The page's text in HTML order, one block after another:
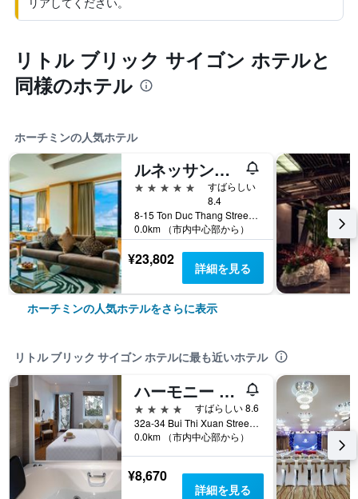
リトル ブリック サイゴン ホテルと
同様のホテル
ホーチミンの人気ホテル
ルネッサンス リバーサイド ホテル サイゴン
5つ星
すばらしい
8.4
8-15 Ton Duc Thang Street, District 1, ホーチミン, ベトナム
0.0km （市内中心部から）
¥23,802 詳細を見る
ホーチミンの人気ホテルをさらに表示
リトル ブリック サイゴン ホテルに最も近いホテル
ハーモニー サイゴン ホテル＆スパ
4つ星
すばらしい 8.6
32a-34 Bui Thi Xuan Street, ホーチミン, ベトナム
0.0km （市内中心部から）
¥8,670
詳細を見る